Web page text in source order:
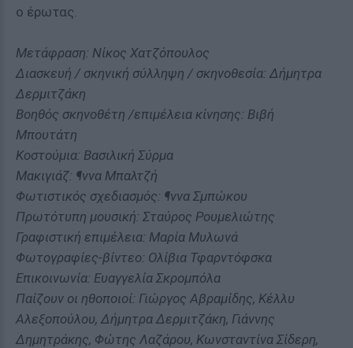
ο έρωτας.
Μετάφραση: Νίκος Χατζόπουλος
Διασκευή / σκηνική σύλληψη / σκηνοθεσία: Δήμητρα
Δερμιτζάκη
Βοηθός σκηνοθέτη /επιμέλεια κίνησης: Βιβή
Μπουτάτη
Κοστούμια: Βασιλική Σύρμα
Μακιγιάζ: ¶ννα Μπαλτζή
Φωτιστικός σχεδιασμός: ¶ννα Σμπώκου
Πρωτότυπη μουσική: Σταύρος Ρουμελιώτης
Γραφιστική επιμέλεια: Μαρία Μυλωνά
Φωτογραφίες-βίντεο: Ολίβια Τφαρντόφσκα
Επικοινωνία: Ευαγγελία Σκρομπόλα
Παίζουν οι ηθοποιοί: Γιώργος Αβραμίδης, Κέλλυ
Αλεξοπούλου, Δήμητρα Δερμιτζάκη, Γιάννης
Δημητράκης, Φώτης Λαζάρου, Κωνσταντίνα Σίδερη,